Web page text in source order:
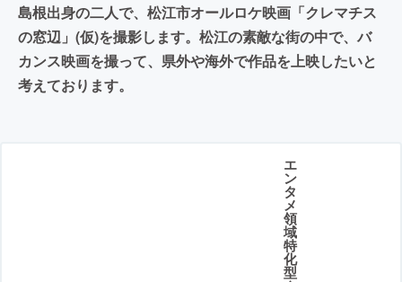
島根出身の二人で、松江市オールロケ映画「クレマチス
の窓辺」(仮)を撮影します。松江の素敵な街の中で、バ
カンス映画を撮って、県外や海外で作品を上映したいと
考えております。
エ
ン
タ
メ
領
域
特
化
型